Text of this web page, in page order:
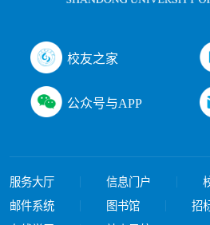
校友之家
公众号与APP
服务大厅 信息门户
邮件系统
图书馆
招